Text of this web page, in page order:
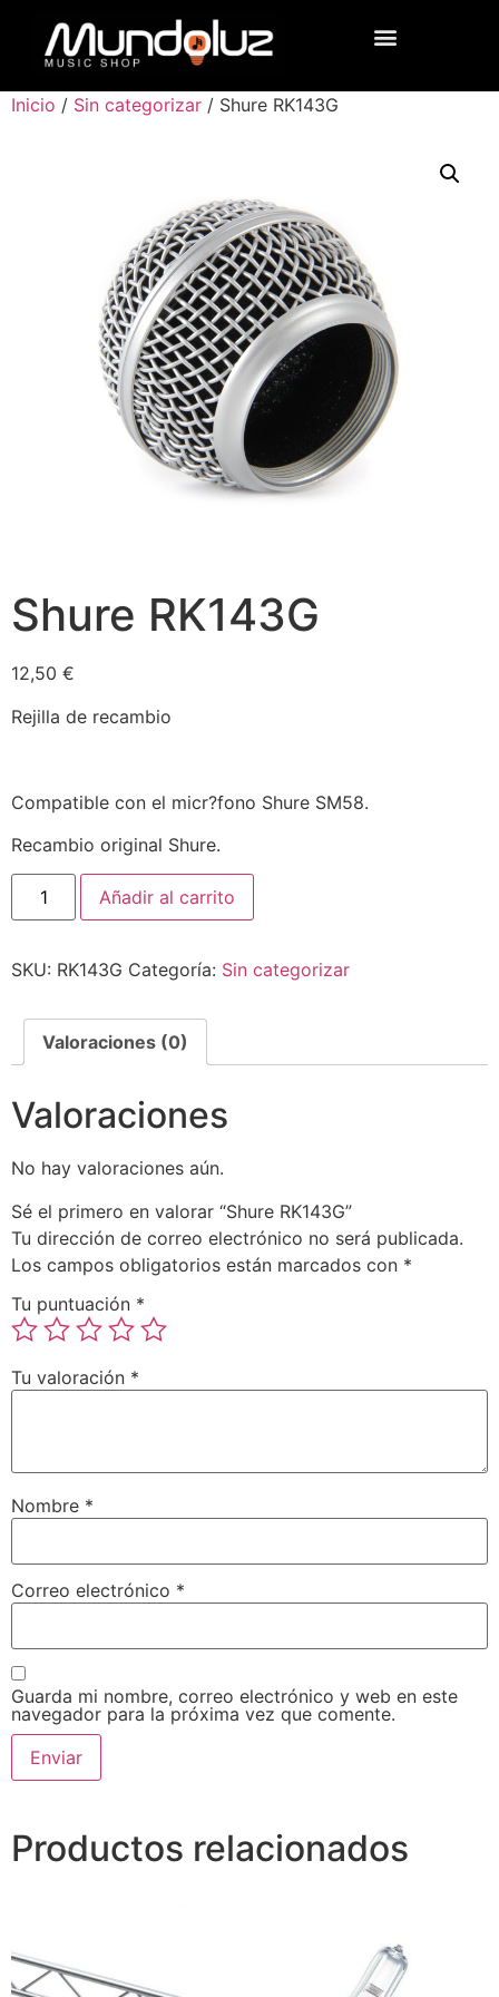
Inicio / Sin categorizar / Shure RK143G
Shure RK143G
12,50 €
Rejilla de recambio
Compatible con el micr?fono Shure SM58.
Recambio original Shure.
Añadir al carrito
SKU: RK143G Categoría: Sin categorizar
Valoraciones (0)
Valoraciones
No hay valoraciones aún.
Sé el primero en valorar “Shure RK143G”
Tu dirección de correo electrónico no será publicada.
Los campos obligatorios están marcados con *
Tu puntuación *
Tu valoración *
Nombre *
Correo electrónico *
Guarda mi nombre, correo electrónico y web en este
navegador para la próxima vez que comente.
Productos relacionados